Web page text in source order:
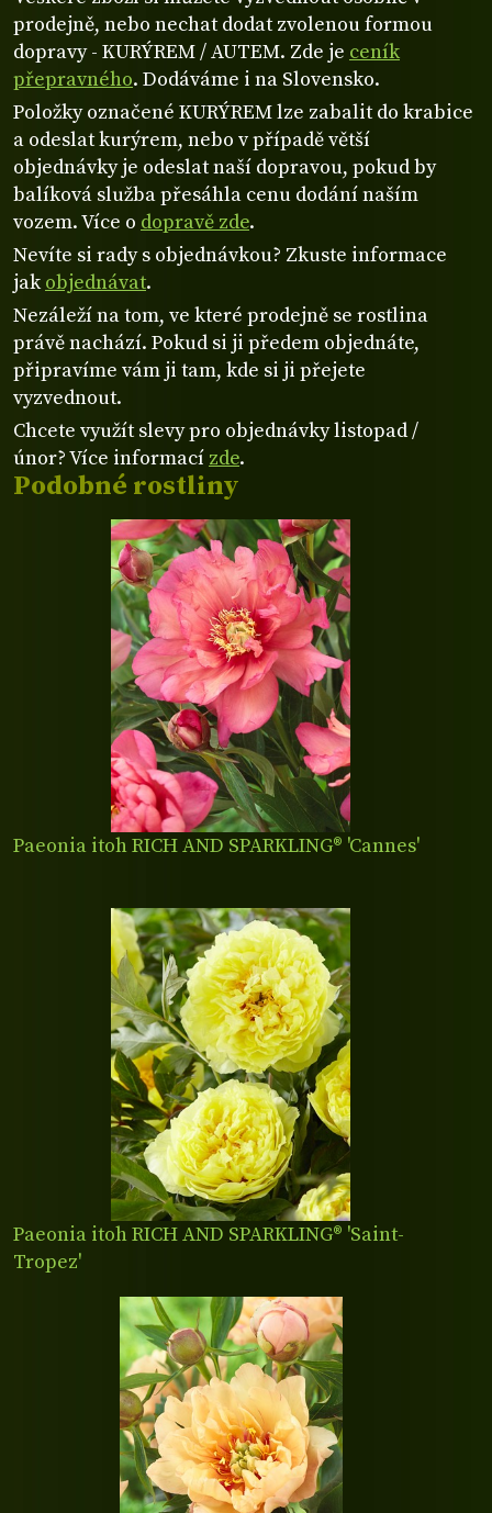
Podobné rostliny
Paeonia itoh RICH AND SPARKLING® 'Cannes'
Paeonia itoh RICH AND SPARKLING® 'Saint-
Tropez'
prodejně, nebo nechat dodat zvolenou formou
dopravy - KURÝREM / AUTEM. Zde je ceník
přepravného. Dodáváme i na Slovensko.
Položky označené KURÝREM lze zabalit do krabice
a odeslat kurýrem, nebo v případě větší
objednávky je odeslat naší dopravou, pokud by
balíková služba přesáhla cenu dodání naším
vozem. Více o dopravě zde.
Nevíte si rady s objednávkou? Zkuste informace
jakobjednávat.
Nezáleží na tom, ve které prodejně se rostlina
právě nachází. Pokud si ji předem objednáte,
připravíme vám ji tam, kde si ji přejete
vyzvednout.
Chcete využít slevy pro objednávky listopad /
únor? Více informací zde.